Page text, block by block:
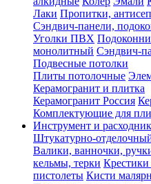
Лаки Пропитки,
Сэндвич-панели,
Уголки ПВХ
монолитный Сэндвич-
Подвесные потолки
Плиты потолочные
Керамогранит и плитка
Керамогранит Россия
Комплектующие для
Инструмент и
Штукатурно-
Валики, ванночки,
кельмы, терки Крестики
пистолеты Кисти